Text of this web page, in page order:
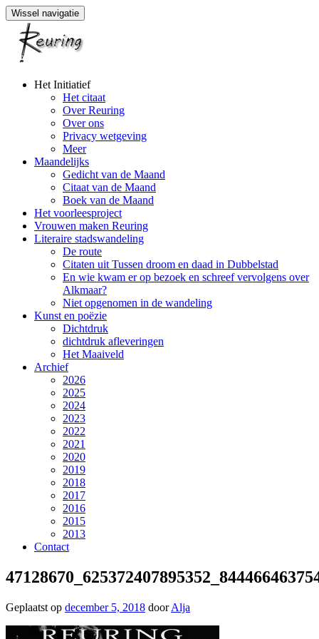
Wissel navigatie
Naar
Het Initiatief
Het citaat
Over Reuring
Over ons
Privacy wetgeving
Meer
Maandelijks
Gedicht van de Maand
Citaat van de Maand
Boek van de Maand
Het voorleesproject
Vrouwen maken Reuring
Literaire stadswandeling
De route
Citaten uit Tussen droom en daad in Dubbelstad
En wie kwam er op bezoek en schreef vervolgens over
Alkmaar?
Niet opgenomen in de wandeling
Kunst en poëzie
Dichtdruk
dichtdruk afleveringen
Het Maaiveld
Archief
2026
2025
2024
2023
2022
2021
2020
2019
2018
2017
2016
2015
2013
Contact
Geplaatst op december 5, 2018 doorAlja